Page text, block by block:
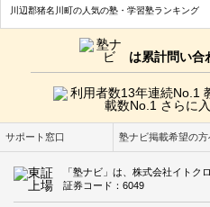
川辺郡猪名川町の人気の塾・学習塾ランキング
は累計問い合
サポート窓口 塾ナビ掲載希望の方
「塾ナビ」は、株式会社イトク
証券コード：6049